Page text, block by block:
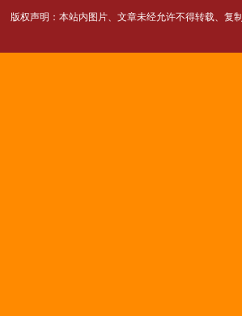
版权声明：本站内图片、文章未经允许不得转载、复制